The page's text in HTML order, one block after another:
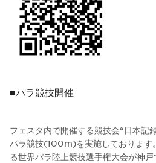
■パラ競技開催
フェスタ内で開催する競技会“日本記
パラ競技(100m)を実施しております
る世界パラ陸上競技選手権大会が神